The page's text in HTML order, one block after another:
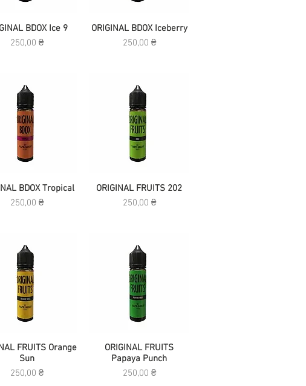
просмотр
BDOX Ice 9
Цена
250,00 ₴
Быстрый просмотр
ORIGINAL BDOX Iceberry
Цена
250,00 ₴
просмотр
BDOX Tropical
Цена
250,00 ₴
Быстрый просмотр
ORIGINAL FRUITS 202
Цена
250,00 ₴
просмотр
FRUITS Orange
Sun
Цена
250,00 ₴
Быстрый просмотр
ORIGINAL FRUITS
Papaya Punch
Цена
250,00 ₴